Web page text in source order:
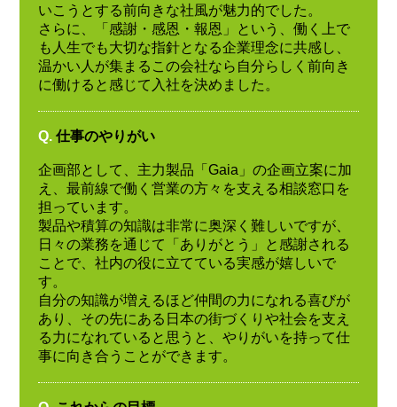
いこうとする前向きな社風が魅力的でした。
さらに、「感謝・感恩・報恩」という、働く上で
も人生でも大切な指針となる企業理念に共感し、
温かい人が集まるこの会社なら自分らしく前向き
に働けると感じて入社を決めました。
Q. 仕事のやりがい
企画部として、主力製品「Gaia」の企画立案に加
え、最前線で働く営業の方々を支える相談窓口を
担っています。
製品や積算の知識は非常に奥深く難しいですが、
日々の業務を通じて「ありがとう」と感謝される
ことで、社内の役に立てている実感が嬉しいで
す。
自分の知識が増えるほど仲間の力になれる喜びが
あり、その先にある日本の街づくりや社会を支え
る力になれていると思うと、やりがいを持って仕
事に向き合うことができます。